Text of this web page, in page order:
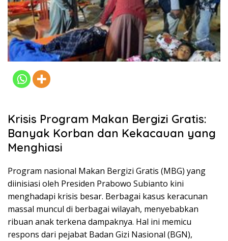
Krisis Program Makan Bergizi Gratis:
Banyak Korban dan Kekacauan yang
Menghiasi
Program nasional Makan Bergizi Gratis (MBG) yang
diinisiasi oleh Presiden Prabowo Subianto kini
menghadapi krisis besar. Berbagai kasus keracunan
massal muncul di berbagai wilayah, menyebabkan
ribuan anak terkena dampaknya. Hal ini memicu
respons dari pejabat Badan Gizi Nasional (BGN),